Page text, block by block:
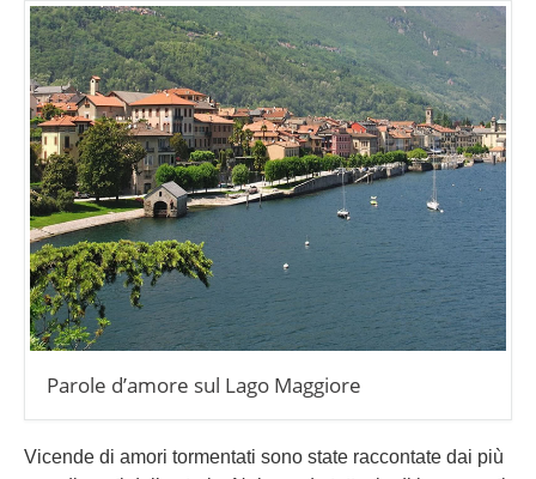
Parole d’amore sul Lago Maggiore
Vicende di amori tormentati sono state raccontate dai più